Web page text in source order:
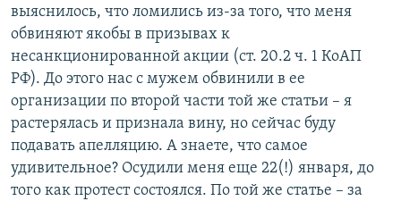
выяснилось, что ломились из-за того, что меня
обвиняют якобы в призывах к
несанкционированной акции (ст. 20.2 ч. 1 КоАП
РФ). До этого нас с мужем обвинили в ее
организации по второй части той же статьи – я
растерялась и признала вину, но сейчас буду
подавать апелляцию. А знаете, что самое
удивительное? Осудили меня еще 22(!) января, до
того как протест состоялся. По той же статье – за